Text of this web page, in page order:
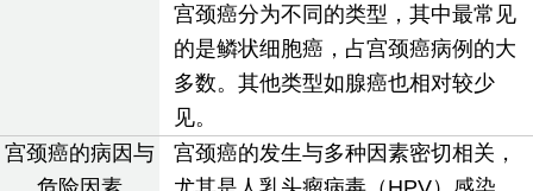
宫颈癌分为不同的类型，其中最常见
的是鳞状细胞癌，占宫颈癌病例的大
多数。其他类型如腺癌也相对较少
见。
宫颈癌的病因与
宫颈癌的发生与多种因素密切相关，